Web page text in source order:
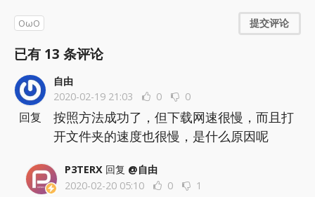
OωO 提交评论
已有 13 条评论
自由
2020-02-19 21:03
0 0
按照方法成功了，但下载网速很慢，而且打
开文件夹的速度也很慢，是什么原因呢
回复
P3TERX 回复 @自由
2020-02-20 05:10
0 1